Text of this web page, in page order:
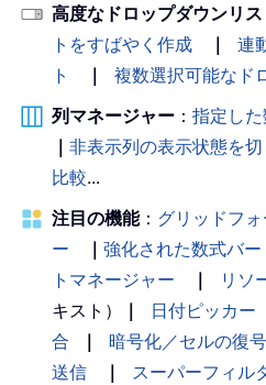
高度なドロップダウンリス
トをすばやく作成
｜
連
ト
｜ 複数選択可能なド
列マネージャー ： 指定し
｜ 非表示列の表示状態を切
比較...
注目の機能： グリッドフ
ー
｜ 強化された数式バー
トマネージャー
｜ リソ
キスト）
｜ 日付ピッカー
合
｜ 暗号化／セルの復
送信
｜ スーパーフィル